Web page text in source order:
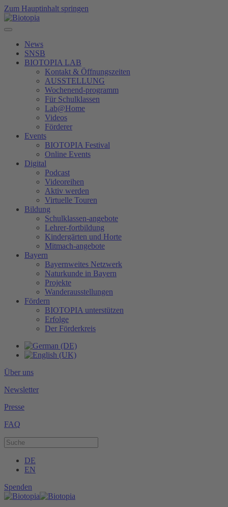
Zum Hauptinhalt springen
News
SNSB
BIOTOPIA LAB
Kontakt & Öffnungszeiten
AUSSTELLUNG
Wochenend-programm
Für Schulklassen
Lab@Home
Videos
Förderer
Events
BIOTOPIA Festival
Online Events
Digital
Podcast
Videoreihen
Aktiv werden
Virtuelle Touren
Bildung
Schulklassen-angebote
Lehrer-fortbildung
Kindergärten und Horte
Mitmach-angebote
Bayern
Bayernweites Netzwerk
Naturkunde in Bayern
Projekte
Wanderausstellungen
Fördern
BIOTOPIA unterstützen
Erfolge
Der Förderkreis
Über uns
Newsletter
Presse
FAQ
DE
EN
Spenden